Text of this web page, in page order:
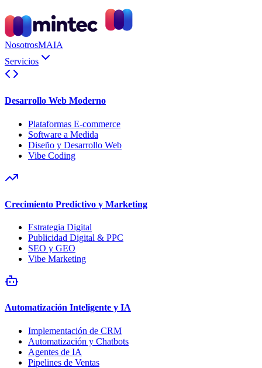
NosotrosMAIA
Servicios
Desarrollo Web Moderno
Plataformas E-commerce
Software a Medida
Diseño y Desarrollo Web
Vibe Coding
Crecimiento Predictivo y Marketing
Estrategia Digital
Publicidad Digital & PPC
SEO y GEO
Vibe Marketing
Automatización Inteligente y IA
Implementación de CRM
Automatización y Chatbots
Agentes de IA
Pipelines de Ventas